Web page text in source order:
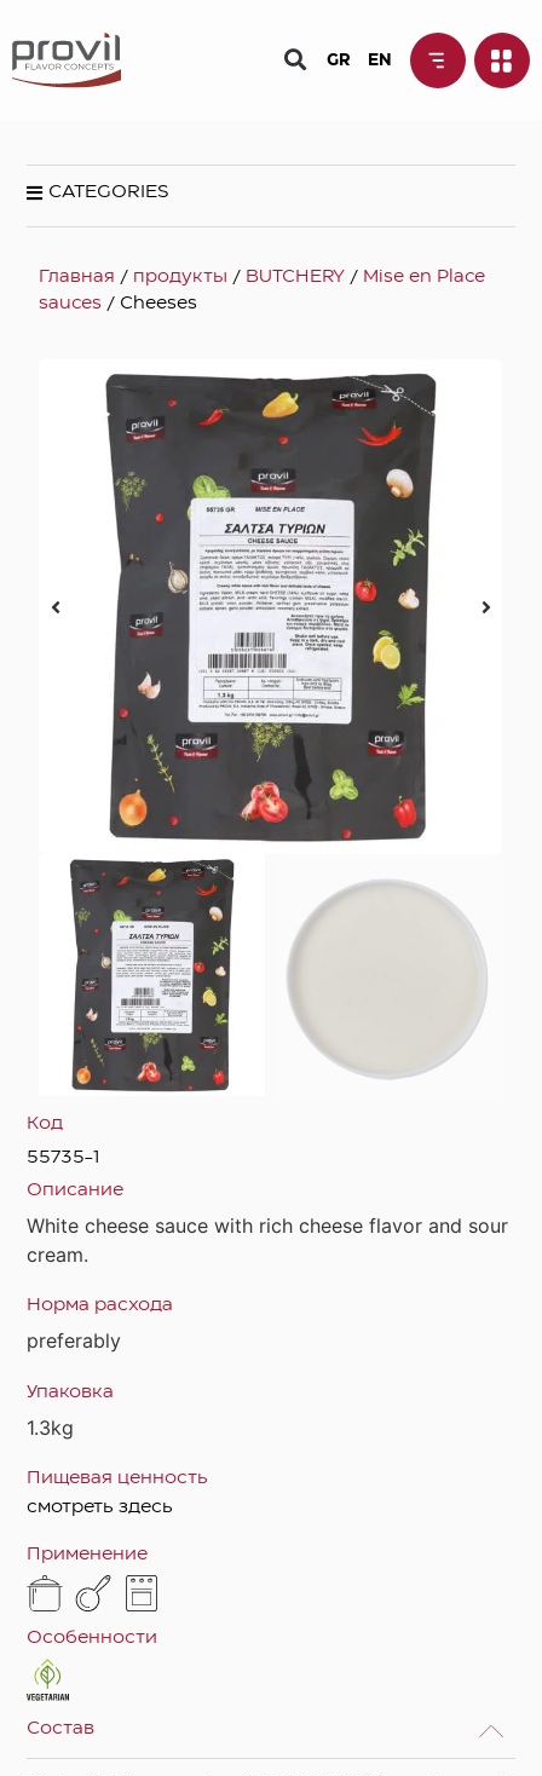
GR EN
CATEGORIES
Главная / продукты / BUTCHERY / Mise en Place
sauces / Cheeses
Код
55735-1
Описание
White cheese sauce with rich cheese flavor and sour
cream.
Норма расхода
preferably
Упаковка
1.3kg
Пищевая ценность
смотреть здесь
Применение
Особенности
Состав